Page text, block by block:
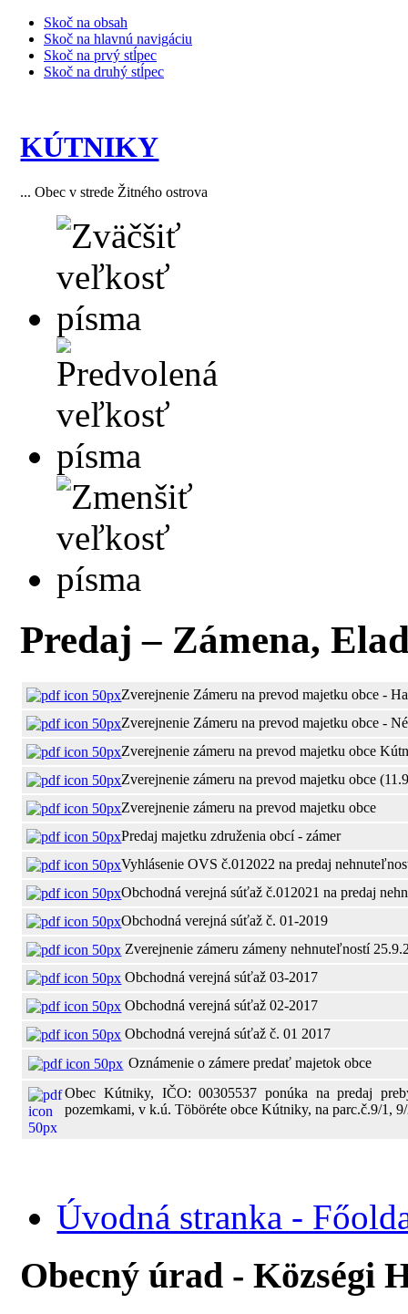
Skoč na obsah
Skoč na hlavnú navigáciu
Skoč na prvý stĺpec
Skoč na druhý stĺpec
KÚTNIKY
... Obec v strede Žitného ostrova
Predaj – Zámena,
Zverejnenie Zámeru na prevod majetku obce -
Zverejnenie Zámeru na prevod majetku obce -
Zverejnenie zámeru na prevod majetku obce
Zverejnenie zámeru na prevod majetku obce
Zverejnenie zámeru na prevod majetku obce
Predaj majetku združenia obcí - zámer
Vyhlásenie OVS č.012022 na predaj
Obchodná verejná súťaž č.012021 na predaj
Obchodná verejná súťaž č. 01-2019
Zverejnenie zámeru zámeny nehnuteľností
Obchodná verejná súťaž 03-2017
Obchodná verejná súťaž 02-2017
Obchodná verejná súťaž č. 01 2017
Oznámenie o zámere predať majetok obce
Obec Kútniky, IČO: 00305537 ponúka na predaj
pozemkami, v k.ú. Töböréte obce Kútniky, na parc.č.9/1,
Úvodná stranka -
Obecný úrad - Községi